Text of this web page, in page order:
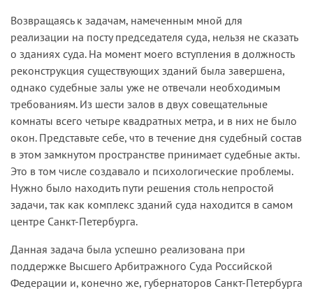
Возвращаясь к задачам, намеченным мной для
реализации на посту председателя суда, нельзя не сказать
о зданиях суда. На момент моего вступления в должность
реконструкция существующих зданий была завершена,
однако судебные залы уже не отвечали необходимым
требованиям. Из шести залов в двух совещательные
комнаты всего четыре квадратных метра, и в них не было
окон. Представьте себе, что в течение дня судебный состав
в этом замкнутом пространстве принимает судебные акты.
Это в том числе создавало и психологические проблемы.
Нужно было находить пути решения столь непростой
задачи, так как комплекс зданий суда находится в самом
центре Санкт-Петербурга.
Данная задача была успешно реализована при
поддержке Высшего Арбитражного Суда Российской
Федерации и, конечно же, губернаторов Санкт-Петербурга